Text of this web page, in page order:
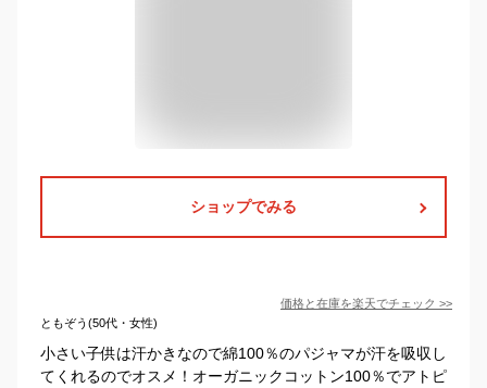
ショップでみる
価格と在庫を楽天でチェック >>
ともぞう(50代・女性)
小さい子供は汗かきなので綿100％のパジャマが汗を吸収し
てくれるのでオスメ！オーガニックコットン100％でアトピ